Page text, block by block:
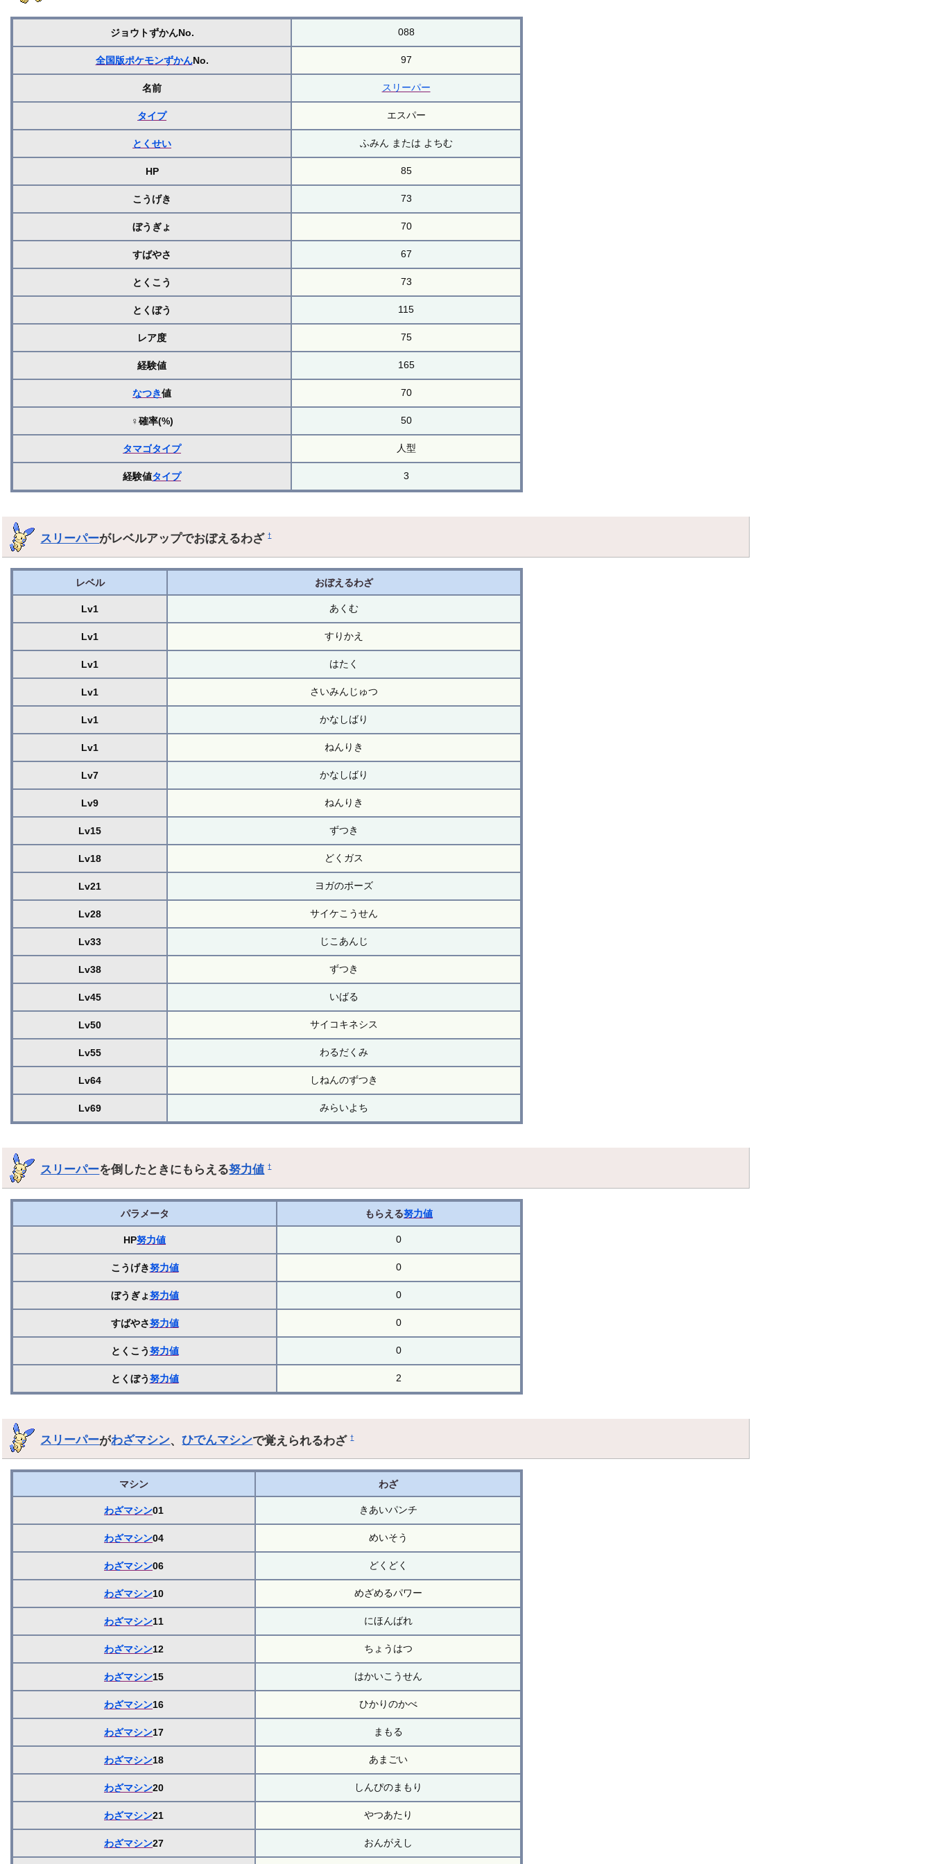
ジョウトずかんNo. 088
全国版ポケモンずかんNo. 97
名前 スリーパー
タイプ エスパー
とくせい ふみん または よちむ
HP 85
こうげき 73
ぼうぎょ 70
すばやさ 67
とくこう 73
とくぼう 115
レア度 75
経験値 165
なつき値 70
♀確率(%) 50
タマゴタイプ 人型
経験値タイプ 3
スリーパーがレベルアップでおぼえるわざ†
レベル おぼえるわざ
Lv1 あくむ
Lv1 すりかえ
Lv1 はたく
Lv1 さいみんじゅつ
Lv1 かなしばり
Lv1 ねんりき
Lv7 かなしばり
Lv9 ねんりき
Lv15 ずつき
Lv18 どくガス
Lv21 ヨガのポーズ
Lv28 サイケこうせん
Lv33 じこあんじ
Lv38 ずつき
Lv45 いばる
Lv50 サイコキネシス
Lv55 わるだくみ
Lv64 しねんのずつき
Lv69 みらいよち
スリーパーを倒したときにもらえる努力値 †
パラメータ もらえる努力値
HP努力値 0
こうげき努力値 0
ぼうぎょ努力値 0
すばやさ努力値 0
とくこう努力値 0
とくぼう努力値 2
スリーパーがわざマシン、ひでんマシンで覚えられるわざ†
マシン わざ
わざマシン01 きあいパンチ
わざマシン04 めいそう
わざマシン06 どくどく
わざマシン10 めざめるパワー
わざマシン11 にほんばれ
わざマシン12 ちょうはつ
わざマシン15 はかいこうせん
わざマシン16 ひかりのかべ
わざマシン17 まもる
わざマシン18 あまごい
わざマシン20 しんぴのまもり
わざマシン21 やつあたり
わざマシン27 おんがえし